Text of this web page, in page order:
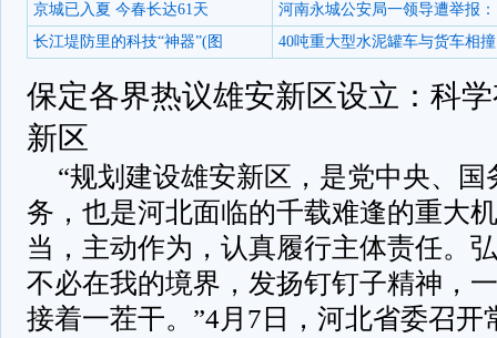
京城已入夏 今春长达61天
河南永城公安局一领导遭举报：
长江堤防里的科技“神器”(图
40吨重大型水泥罐车与货车相撞
保定各界热议雄安新区设立：科
新区
“规划建设雄安新区，是党中央、
务，也是河北面临的千载难逢的重大
当，主动作为，认真履行主体责任。
不必在我的境界，发扬钉钉子精神，
接着一茬干。”4月7日，河北省委召